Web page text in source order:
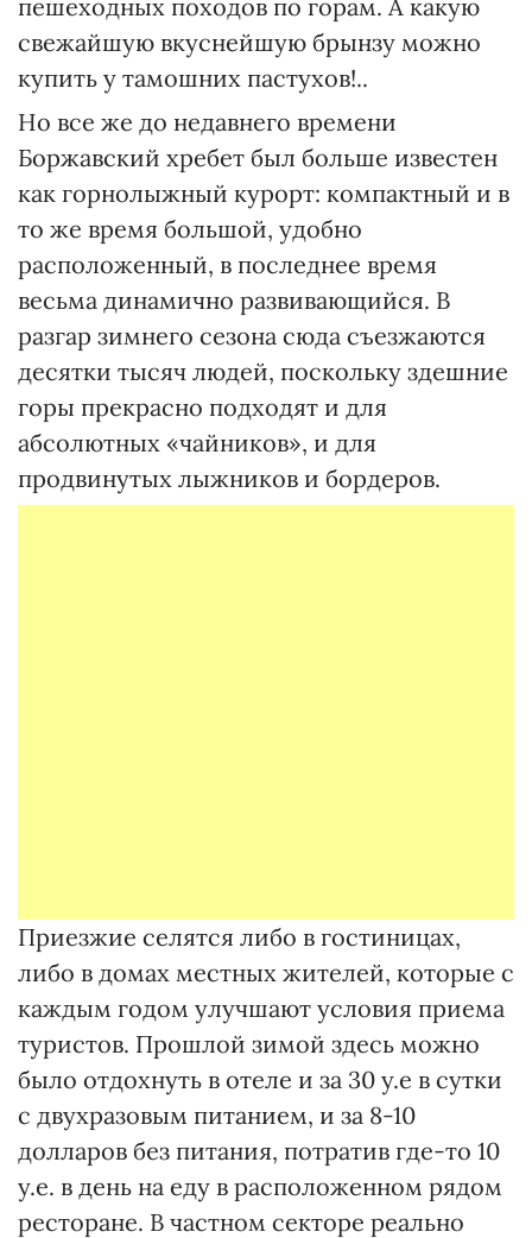
пешеходных походов по горам. А какую
свежайшую вкуснейшую брынзу можно
купить у тамошних пастухов!..
Но все же до недавнего времени
Боржавский хребет был больше известен
как горнолыжный курорт: компактный и в
то же время большой, удобно
расположенный, в последнее время
весьма динамично развивающийся. В
разгар зимнего сезона сюда съезжаются
десятки тысяч людей, поскольку здешние
горы прекрасно подходят и для
абсолютных «чайников», и для
продвинутых лыжников и бордеров.
Приезжие селятся либо в гостиницах,
либо в домах местных жителей, которые с
каждым годом улучшают условия приема
туристов. Прошлой зимой здесь можно
было отдохнуть в отеле и за 30 у.е в сутки
с двухразовым питанием, и за 8-10
долларов без питания, потратив где-то 10
у.е. в день на еду в расположенном рядом
ресторане. В частном секторе реально